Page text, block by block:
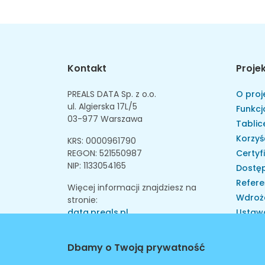
Kontakt
PREALS DATA Sp. z o.o.
ul. Algierska 17L/5
03-977 Warszawa
KRS: 0000961790
REGON: 521550987
NIP: 1133054165
Więcej informacji znajdziesz na
stronie:
data.preals.pl
O
Dbamy o Twoją prywatność